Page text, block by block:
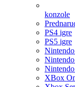
konzole
PS4 igre
PS5 igre
XBox